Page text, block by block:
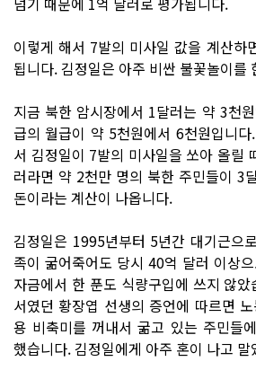
이렇게 해서 7발의 미사일 값을 계산하
됩니다. 김정일은 아주 비싼 불꽃놀이를
지금 북한 암시장에서 1달러는 약 3천
급의 월급이 약 5천원에서 6천원입니
서 김정일이 7발의 미사일을 쏘아 올릴
러라면 약 2천만 명의 북한 주민들이 3
돈이라는 계산이 나옵니다.
김정일은 1995년부터 5년간 대기근으
족이 굶어죽어도 당시 40억 달러 이상
자금에서 한 푼도 식량구입에 쓰지 않
서였던 황장엽 선생의 증언에 따르면
용 비축미를 꺼내서 굶고 있는 주민들
했습니다. 김정일에게 아주 혼이 나고